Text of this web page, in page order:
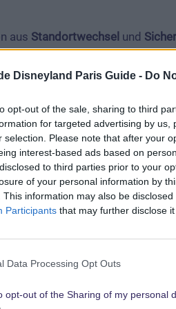
Disneyland Paris Guide - Do
opt-out of the sale, sharing to third
for targeted advertising by
selection. Please note that after your
interest-based ads based on
to third parties prior to your
of your personal information by
This information may also be
Participants that may further disclose
Data Processing Opt Outs
opt-out of the Sharing of my personal
aus Standortwechsel und
– vor allem, wenn du
Anspruch nehmen möchtest.
ein VPN im
App, wählst den
Moment kannst du so
sonst nur eingeschränkte
ein VPN in und